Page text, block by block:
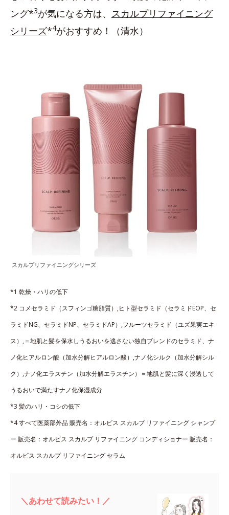
ング*3が気になる方は、 スカルプリファイニング
シリーズ*4がおすすめ！（清水）
スカルプリファイニングシリーズ
*1 乾燥・ハリの低下
*2 コメセラミド（スフィンゴ糖脂質）,ヒト型セラミド（セラミドEOP、セ
ラミドNG、セラミドNP、セラミドAP）,フルーツセラミド（ユズ果実エキ
ス）,＝地肌と髪を保水しうるおいを逃さない独自ブレンドのセラミド、ナ
ノ化ヒアルロン酸（加水分解ヒアルロン酸）,ナノ化シルク（加水分解シル
ク）,ナノ化エラスチン（加水分解エラスチン）＝地肌と髪に深く浸透して
うるおいで満たすナノ化保湿成分
*3 髪のハリ・コシの低下
*4 すべて医薬部外品 販売名：オルビス スカルプ リファイニング シャンプ
ー 販売名：オルビス スカルプ リファイニング コンディショナー 販売名：
オルビス スカルプ リファイニング セラム
＼あわせて読みたい！／